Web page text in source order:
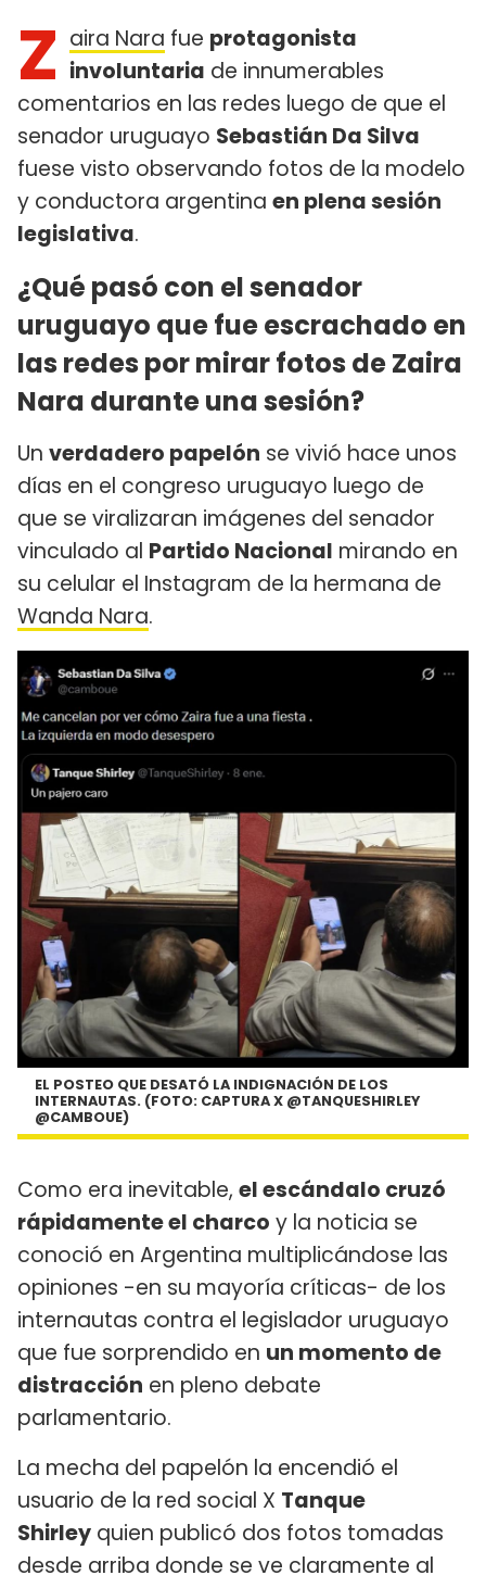
Z aira Nara fue protagonista
involuntaria de innumerables
comentarios en las redes luego de que el
senador uruguayo Sebastián Da Silva
fuese visto observando fotos de la modelo
y conductora argentina en plena sesión
legislativa.
¿Qué pasó con el senador
uruguayo que fue escrachado en
las redes por mirar fotos de Zaira
Nara durante una sesión?
Un verdadero papelón se vivió hace unos
días en el congreso uruguayo luego de
que se viralizaran imágenes del senador
vinculado al Partido Nacional mirando en
su celular el Instagram de la hermana de
Wanda Nara.
EL POSTEO QUE DESATÓ LA INDIGNACIÓN DE LOS
INTERNAUTAS. (FOTO: CAPTURA X @TANQUESHIRLEY
@CAMBOUE)
Como era inevitable, el escándalo cruzó
rápidamente el charco y la noticia se
conoció en Argentina multiplicándose las
opiniones -en su mayoría críticas- de los
internautas contra el legislador uruguayo
que fue sorprendido en un momento de
distracción en pleno debate
parlamentario.
La mecha del papelón la encendió el
usuario de la red social X Tanque
Shirley quien publicó dos fotos tomadas
desde arriba donde se ve claramente al